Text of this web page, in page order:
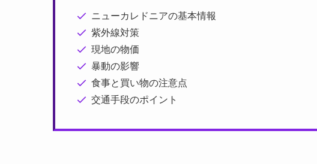
ニューカレドニアの基本情報
紫外線対策
現地の物価
暴動の影響
食事と買い物の注意点
交通手段のポイント